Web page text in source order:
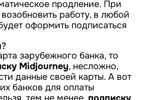
продление. При
работу, в любой
оформить подписаться
зарубежного банка, то
Midjourney, несложно,
данные своей карты. А вот
банков для оплаты